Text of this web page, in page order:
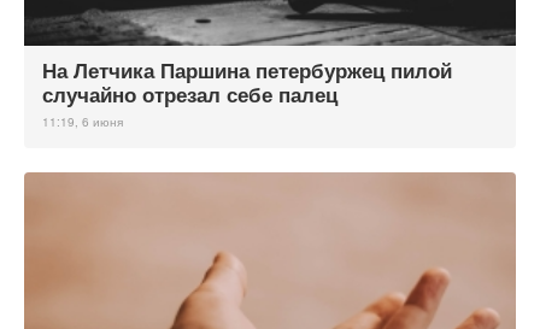
На Летчика Паршина петербуржец пилой
случайно отрезал себе палец
11:19, 6 июня